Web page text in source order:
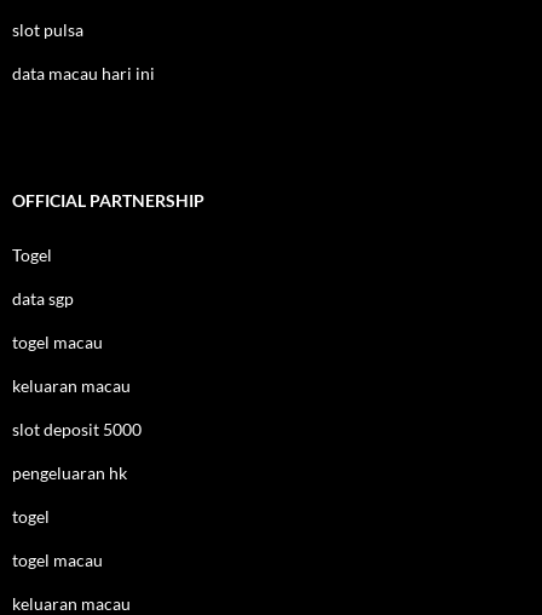
slot pulsa
data macau hari ini
OFFICIAL PARTNERSHIP
Togel
data sgp
togel macau
keluaran macau
slot deposit 5000
pengeluaran hk
togel
togel macau
keluaran macau